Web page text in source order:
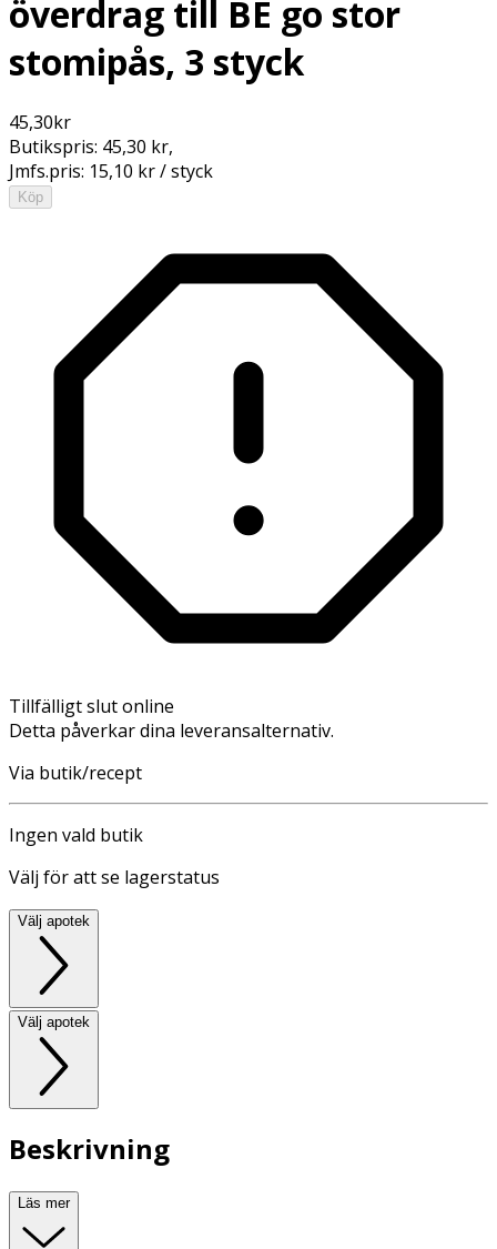
överdrag till BE go stor
stomipås, 3 styck
45,30kr
Butikspris: 45,30 kr,
Jmfs.pris: 15,10 kr / styck
Köp
Tillfälligt slut online
Detta påverkar dina leveransalternativ.
Via butik/recept
Ingen vald butik
Välj för att se lagerstatus
Välj apotek
Välj apotek
Beskrivning
Läs mer